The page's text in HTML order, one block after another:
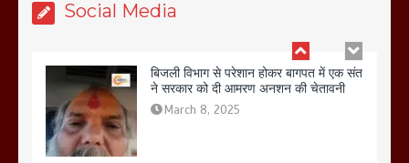
Social Media
बिजली विभाग से परेशान होकर बागपत में एक संत
ने सरकार को दी आमरण अनशन की चेतावनी
March 8, 2025